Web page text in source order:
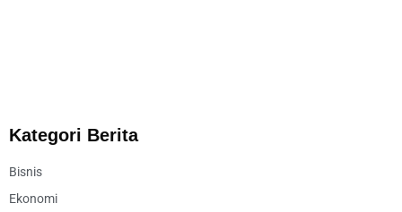
Kategori Berita
Bisnis
Ekonomi